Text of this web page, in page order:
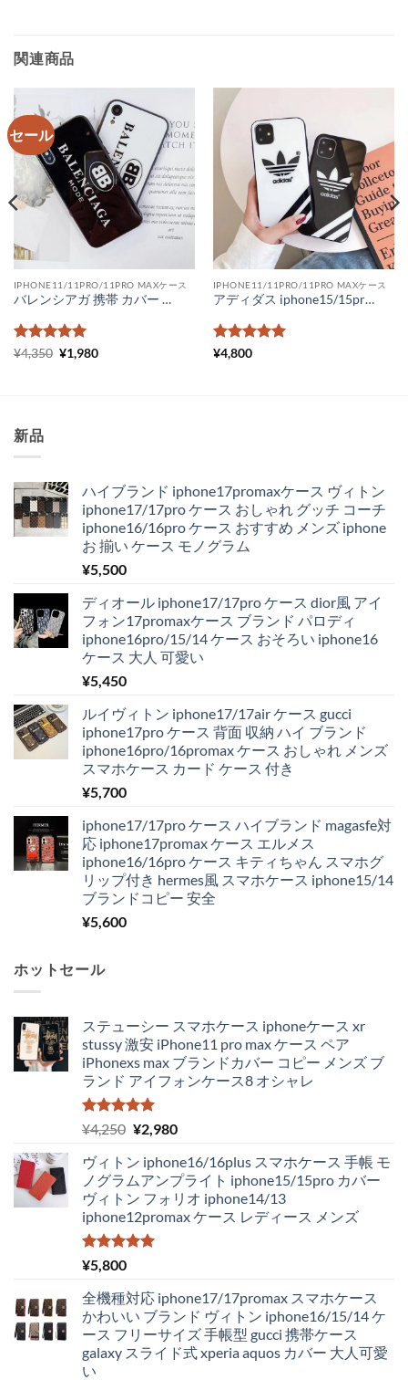
関連商品
セール
IPHONE11/11PRO/11PRO MAXケース
バレンシアガ 携帯 カバー コピー ペアルック iphone12ケース 新作 balenciaga iphone xr アイフォンケース11 ケース 海外セレブ 背面ガラス
5段階中5の
¥4,350 元
¥1,980現
IPHONE11/11PRO/11PRO MAXケース
アディダス iphone15/15proケース 人気 adidas iPhone14 スマホケース カップル ネックストラップ iPhone14pro ケース おしゃれギフト スポーツブランド iphone13promax/12pro カバー 対衝撃
5段階中
¥4,800
新品
ハイブランド iphone17promaxケース ヴィトン
iphone17/17pro ケース おしゃれ グッチ コーチ
iphone16/16pro ケース おすすめ メンズ iphone
お 揃い ケース モノグラム
¥5,500
ディオール iphone17/17pro ケース dior風 アイ
フォン17promaxケース ブランド パロディ
iphone16pro/15/14 ケース おそろい iphone16
ケース 大人 可愛い
¥5,450
ルイヴィトン iphone17/17air ケース gucci
iphone17pro ケース 背面 収納 ハイ ブランド
iphone16pro/16promax ケース おしゃれ メンズ
スマホケース カード ケース 付き
¥5,700
iphone17/17pro ケース ハイブランド magasfe対
応 iphone17promax ケース エルメス
iphone16/16pro ケース キティちゃん スマホグ
リップ付き hermes風 スマホケース iphone15/14
ブランドコピー 安全
¥5,600
ホットセール
ステューシー スマホケース iphoneケース xr
stussy 激安 iPhone11 pro max ケース ペア
iPhonexs max ブランドカバー コピー メンズ ブ
ランド アイフォンケース8 オシャレ
5段階中
5.00
の評価
¥4,250 元
価
格
は
¥4,250
で
¥2,980現
の
価
格
は
ヴィトン iphone16/16plus スマホケース 手帳 モ
ノグラムアンプライト iphone15/15pro カバー
ヴィトン フォリオ iphone14/13
iphone12promax ケース レディース メンズ
5段階中
5.00
¥5,800
全機種対応 iphone17/17promax スマホケース
かわいい ブランド ヴィトン iphone16/15/14 ケ
ース フリーサイズ 手帳型 gucci 携帯ケース
galaxy スライド式 xperia aquos カバー 大人可愛
い